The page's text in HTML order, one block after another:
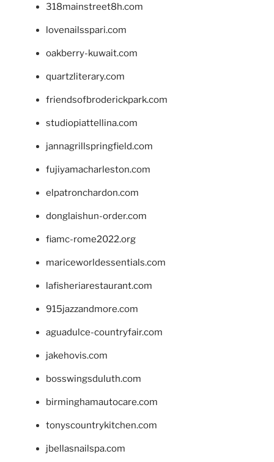
318mainstreet8h.com
lovenailsspari.com
oakberry-kuwait.com
quartzliterary.com
friendsofbroderickpark.com
studiopiattellina.com
jannagrillspringfield.com
fujiyamacharleston.com
elpatronchardon.com
donglaishun-order.com
fiamc-rome2022.org
mariceworldessentials.com
lafisheriarestaurant.com
915jazzandmore.com
aguadulce-countryfair.com
jakehovis.com
bosswingsduluth.com
birminghamautocare.com
tonyscountrykitchen.com
jbellasnailspa.com